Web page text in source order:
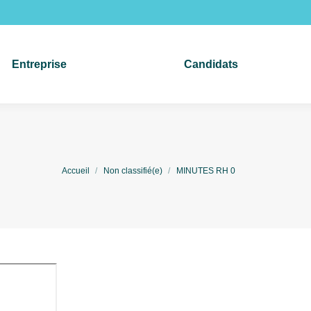
Entreprise Candidats
Vous êtes ici :
Accueil Non classifié(e) MINUTES RH 0